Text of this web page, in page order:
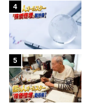
4
5